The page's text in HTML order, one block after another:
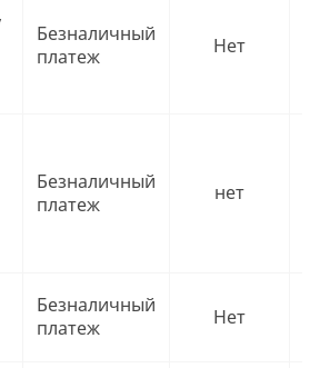
Безналичный
платеж
Нет
Безналичный
платеж
нет
Безналичный
платеж
Нет